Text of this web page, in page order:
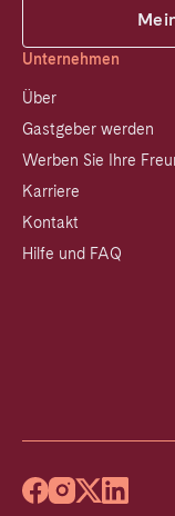
Unternehmen
Über
Gastgeber werden
Werben Sie Ihre
Karriere
Kontakt
Hilfe und FAQ